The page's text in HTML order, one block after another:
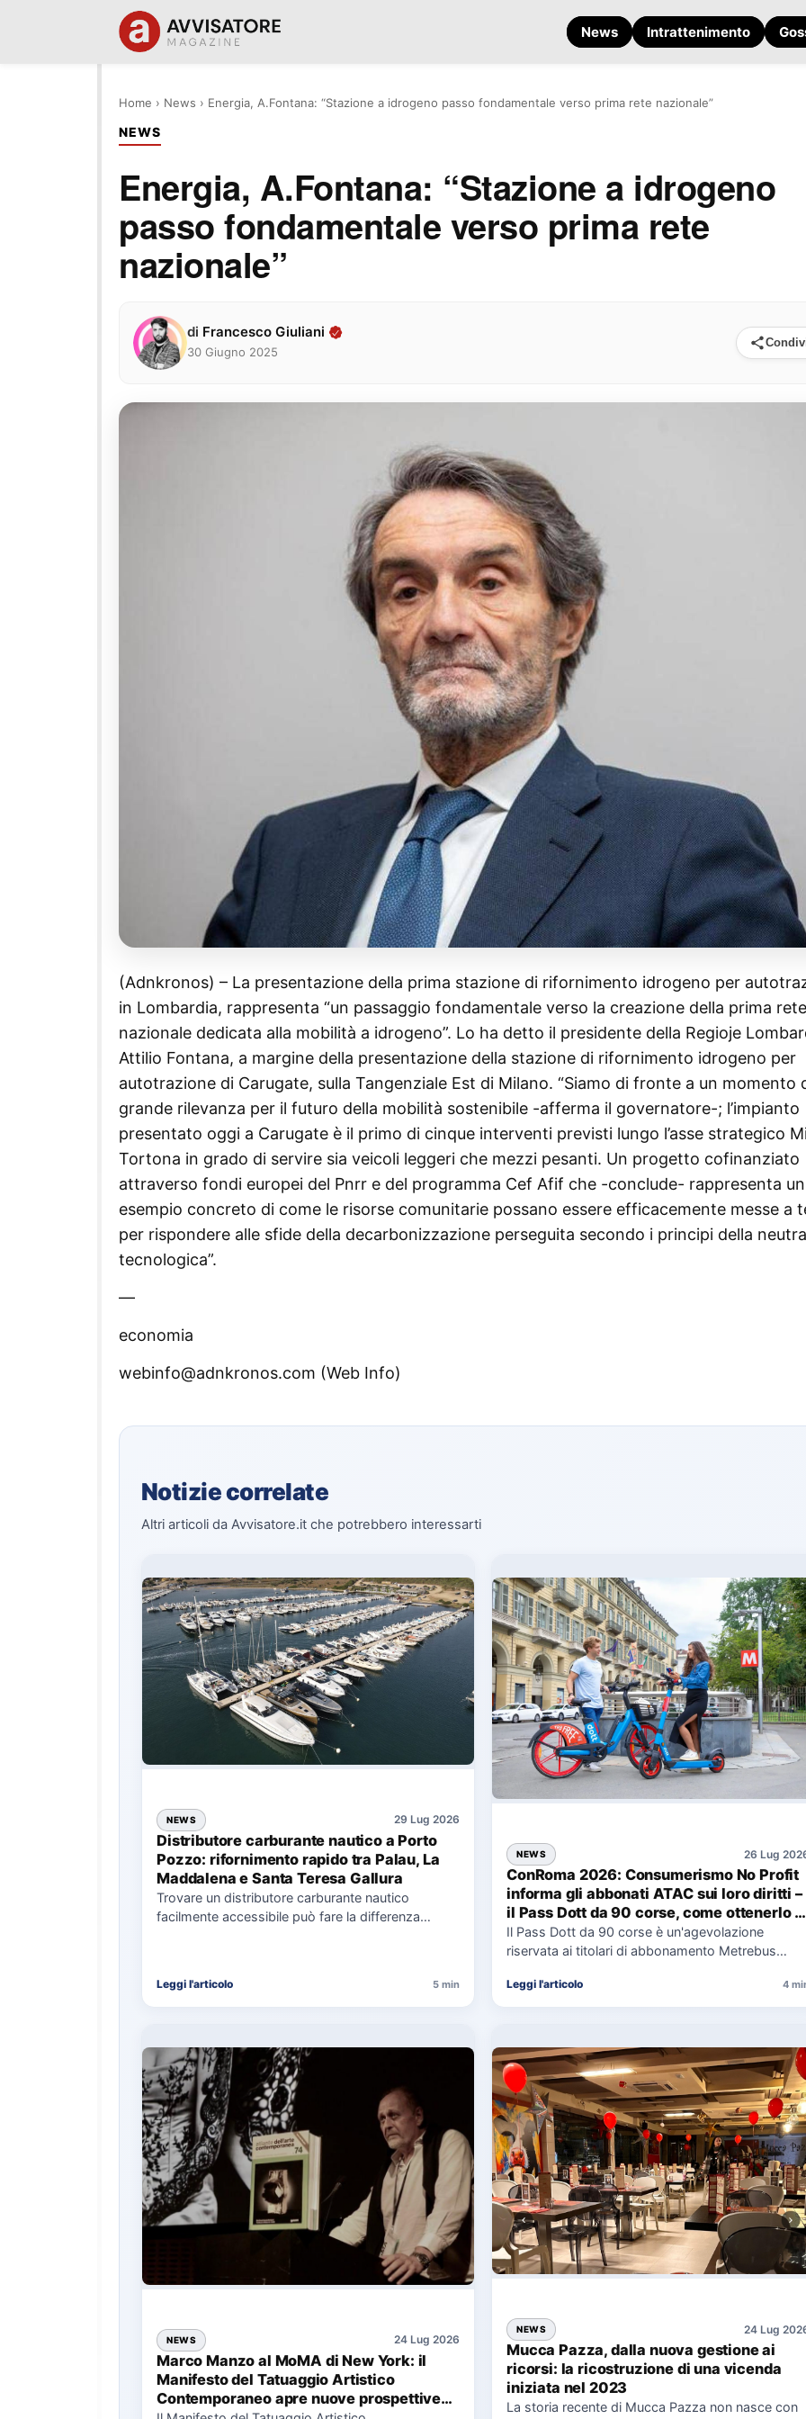
News Intrattenimento
Home › News › Energia, A.Fontana: “Stazione a idrogeno passo fondamentale verso prima rete nazionale”
NEWS
Energia, A.Fontana: “Stazione a idrogeno
passo fondamentale verso prima rete
nazionale”
di Francesco Giuliani
30 Giugno 2025
(Adnkronos) – La presentazione della prima stazione di rifornimento idrogeno per
in Lombardia, rappresenta “un passaggio fondamentale verso la creazione della prima rete
nazionale dedicata alla mobilità a idrogeno”. Lo ha detto il presidente della Regioje
Attilio Fontana, a margine della presentazione della stazione di rifornimento idrogeno per
autotrazione di Carugate, sulla Tangenziale Est di Milano. “Siamo di fronte a un momento
grande rilevanza per il futuro della mobilità sostenibile -afferma il governatore-; l’impianto
presentato oggi a Carugate è il primo di cinque interventi previsti lungo l’asse strategico
Tortona in grado di servire sia veicoli leggeri che mezzi pesanti. Un progetto cofinanziato
attraverso fondi europei del Pnrr e del programma Cef Afif che -conclude- rappresenta un
esempio concreto di come le risorse comunitarie possano essere efficacemente messe a
per rispondere alle sfide della decarbonizzazione perseguita secondo i principi della
tecnologica”.
—
economia
webinfo@adnkronos.com (Web Info)
Notizie correlate
Altri articoli da Avvisatore.it che potrebbero interessarti
NEWS 29 Lug 2026
Distributore carburante nautico a Porto
Pozzo: rifornimento rapido tra Palau, La
Maddalena e Santa Teresa Gallura
Trovare un distributore carburante nautico
facilmente accessibile può fare la differenza
Leggi l'articolo 5 min
NEWS 26 Lug
ConRoma 2026: Consumerismo No Profit
informa gli abbonati ATAC sui loro diritti –
il Pass Dott da 90 corse, come ottenerlo e
cosa spetta in caso di disservizi
Il Pass Dott da 90 corse è un'agevolazione
riservata ai titolari di abbonamento Metrebus
Leggi l'articolo 4
NEWS 24 Lug 2026
Marco Manzo al MoMA di New York: il
Manifesto del Tatuaggio Artistico
Contemporaneo apre nuove prospettive
NEWS 24 Lug
Mucca Pazza, dalla nuova gestione ai
ricorsi: la ricostruzione di una vicenda
iniziata nel 2023
La storia recente di Mucca Pazza non nasce con